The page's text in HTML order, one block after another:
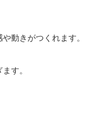
動きがつくれます。
す。